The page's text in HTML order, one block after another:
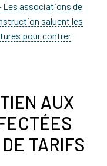
Les associations de
saluent les
pour contrer
AUX
TARIFS